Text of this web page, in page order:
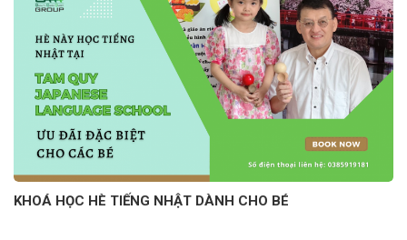
KHOÁ HỌC HÈ TIẾNG NHẬT DÀNH CHO BÉ